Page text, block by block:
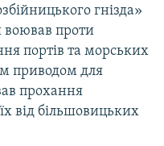
гнізда»
воював проти
портів та морських
приводом для
прохання
від більшовицьких